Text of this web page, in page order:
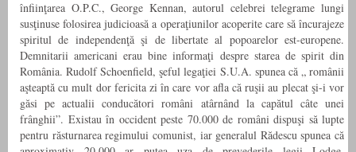
înfiinţarea O.P.C., George Kennan, autorul celebrei telegrame lungi
susţinuse folosirea judicioasă a operaţiunilor acoperite care să încurajeze
spiritul de independenţă şi de libertate al popoarelor est-europene.
Demnitarii americani erau bine informaţi despre starea de spirit din
România. Rudolf Schoenfield, şeful legaţiei S.U.A. spunea că „ românii
aşteaptă cu mult dor fericita zi în care vor afla că ruşii au plecat şi-i vor
găsi pe actualii conducători români atârnând la capătul câte unei
frânghii”. Existau în occident peste 70.000 de români dispuşi să lupte
pentru răsturnarea regimului comunist, iar generalul Rădescu spunea că